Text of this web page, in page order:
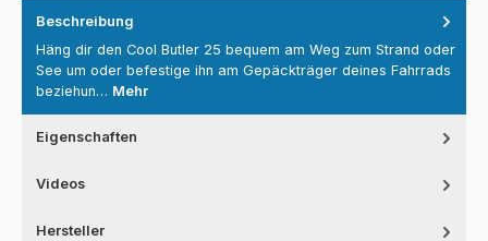
Beschreibung
Häng dir den Cool Butler 25 bequem am Weg zum Strand oder
See um oder befestige ihn am Gepäckträger deines Fahrrads
beziehun… Mehr
Eigenschaften
Videos
Hersteller